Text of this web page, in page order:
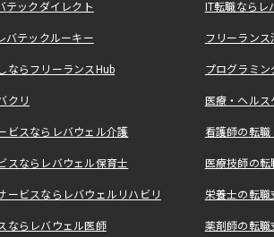
テックダイレクト IT転職なら
バテックルーキー フリーラン
ならフリーランスHub プログラミ
クリ 医療・ヘル
ビスならレバウェル介護 看護師の転
スならレバウェル保育士 医療技師の
ービスならレバウェルリハビリ 栄養士の転
ならレバウェル医師 薬剤師の転